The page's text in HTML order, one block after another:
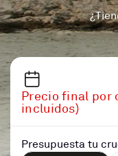
Precio final por
incluidos)
Presupuesta tu